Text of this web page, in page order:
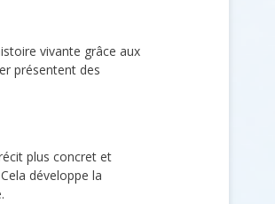
vivante grâce aux
présentent des
plus concret et
développe la